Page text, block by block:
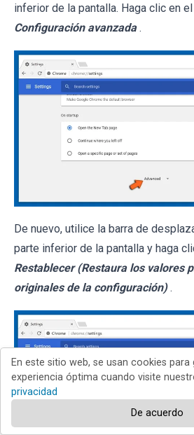
inferior de la pantalla. Haga clic en
Configuración avanzada .
De nuevo, utilice la barra de
parte inferior de la pantalla y haga
Restablecer (Restaura los valores
originales de la configuración) .
En este sitio web, se usan cookies
experiencia óptima cuando visite
privacidad
De acuerdo